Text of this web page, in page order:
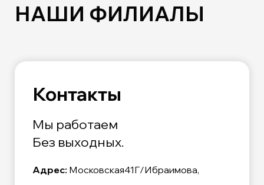
НАШИ ФИЛИАЛЫ
Контакты
Мы работаем
Без выходных.
Адрес: Московская41Г/Ибраимова,